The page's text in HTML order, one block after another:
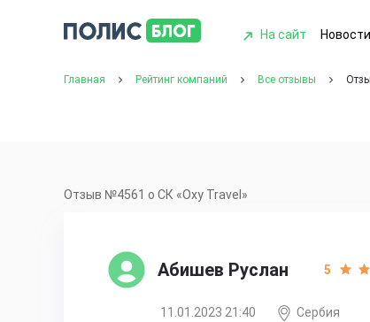
На сайт Новости
Главная Рейтинг компаний Все отзывы
Отзыв №4561 о СК «Oxy Travel»
Абишев Руслан 5
11.01.2023 21:40 Сербия